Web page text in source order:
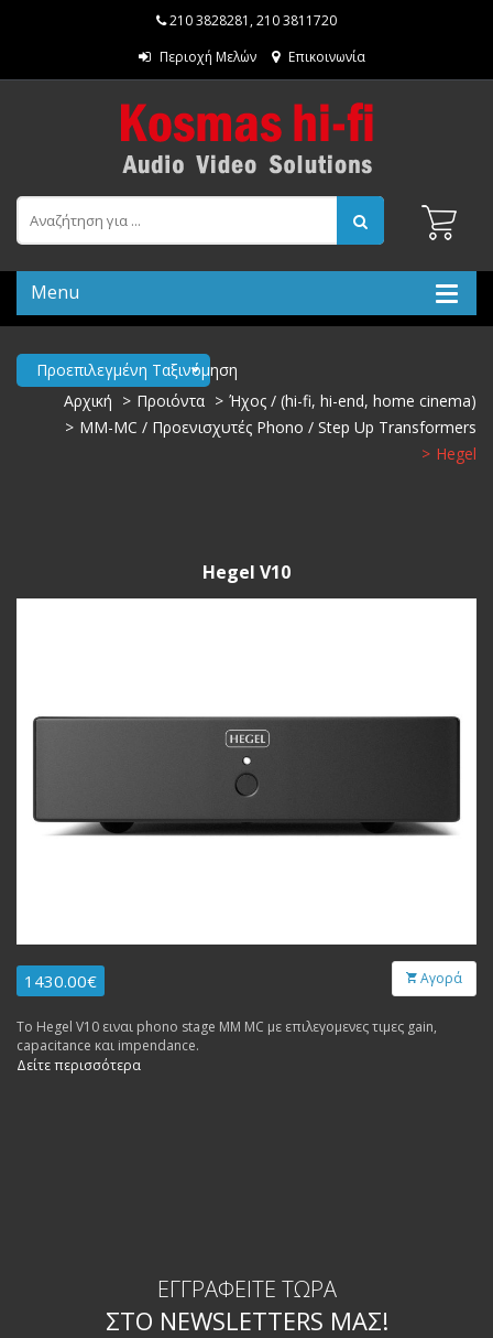
210 3828281 ,210 3811720
Περιοχή Μελών
Επικοινωνία
Menu
Προεπιλεγμένη Ταξινόμηση
Αρχική
Προιόντα
Ήχος / (hi-fi, hi-end, home cinema)
MM-MC / Προενισχυτές Phono / Step Up Transformers
Hegel
Hegel V10
1430.00€ Αγορά
Το Hegel V10 ειναι phono stage MM MC με επιλεγομενες τιμες gain,
capacitance και impendance.
Δείτε περισσότερα
ΕΓΓΡΑΦΕΊΤΕ ΤΏΡΑ
ΣΤΟ NEWSLETTERS ΜΑΣ!